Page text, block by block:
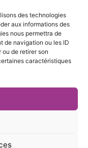
des technologies
aux informations des
nous permettra de
de navigation ou les ID
de retirer son
caractéristiques